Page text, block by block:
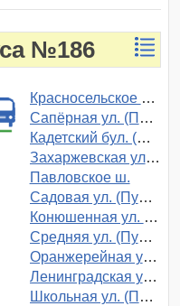
№186
Красносельское ш. (Пушкин)
Сапёрная ул. (Пушкин)
Кадетский бул. (Пушкин)
Захаржевская ул. (Пушкин)
Павловское ш.
Садовая ул. (Пушкин)
Конюшенная ул. (Пушкин)
Средняя ул. (Пушкин)
Оранжерейная ул. (Пушкин)
Ленинградская ул. (Пушкин)
Школьная ул. (Пушкин)